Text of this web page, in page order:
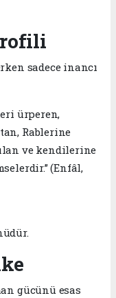
sadece inancı
ürperen,
Rablerine
ve kendilerine
(Enfâl,
gücünü esas